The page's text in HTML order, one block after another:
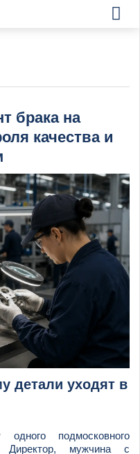
брака на
качества и
детали уходят в
подмосковного
Директор, мужчина с